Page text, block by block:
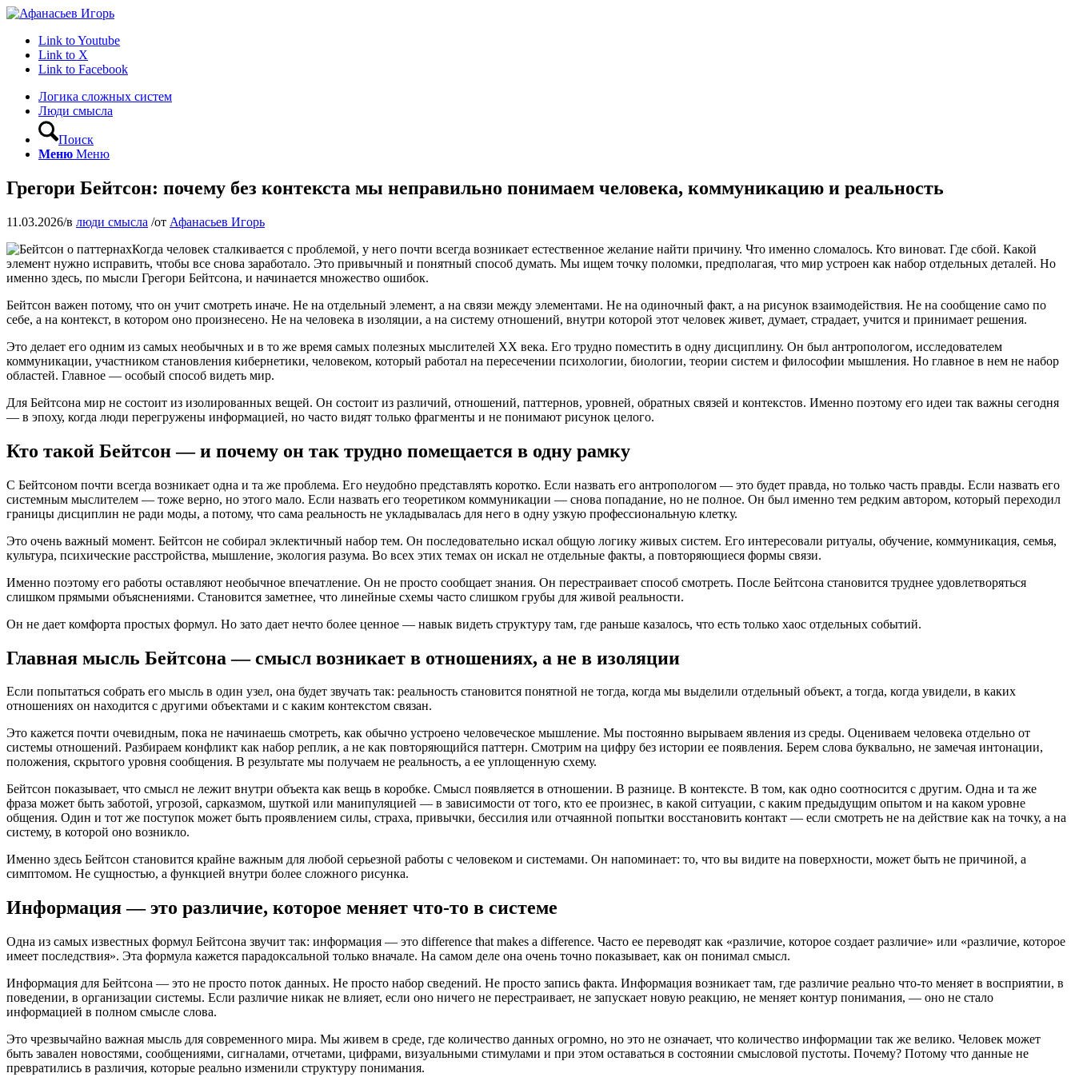
Link to Youtube
Link to X
Link to Facebook
Логика сложных систем
Люди смысла
Поиск
Меню Меню
Грегори Бейтсон: почему без контекста мы неправильно понимаем человека, коммуникацию и реальность
11.03.2026/в люди смысла /от Афанасьев Игорь
Когда человек сталкивается с проблемой, у него почти всегда возникает естественное желание найти причину. Что именно сломалось. Кто виноват. Где сбой. Какой
элемент нужно исправить, чтобы все снова заработало. Это привычный и понятный способ думать. Мы ищем точку поломки, предполагая, что мир устроен как набор отдельных деталей. Но
именно здесь, по мысли Грегори Бейтсона, и начинается множество ошибок.
Бейтсон важен потому, что он учит смотреть иначе. Не на отдельный элемент, а на связи между элементами. Не на одиночный факт, а на рисунок взаимодействия. Не на сообщение само по
себе, а на контекст, в котором оно произнесено. Не на человека в изоляции, а на систему отношений, внутри которой этот человек живет, думает, страдает, учится и принимает решения.
Это делает его одним из самых необычных и в то же время самых полезных мыслителей XX века. Его трудно поместить в одну дисциплину. Он был антропологом, исследователем
коммуникации, участником становления кибернетики, человеком, который работал на пересечении психологии, биологии, теории систем и философии мышления. Но главное в нем не набор
областей. Главное — особый способ видеть мир.
Для Бейтсона мир не состоит из изолированных вещей. Он состоит из различий, отношений, паттернов, уровней, обратных связей и контекстов. Именно поэтому его идеи так важны сегодня
— в эпоху, когда люди перегружены информацией, но часто видят только фрагменты и не понимают рисунок целого.
Кто такой Бейтсон — и почему он так трудно помещается в одну рамку
С Бейтсоном почти всегда возникает одна и та же проблема. Его неудобно представлять коротко. Если назвать его антропологом — это будет правда, но только часть правды. Если назвать его
системным мыслителем — тоже верно, но этого мало. Если назвать его теоретиком коммуникации — снова попадание, но не полное. Он был именно тем редким автором, который переходил
границы дисциплин не ради моды, а потому, что сама реальность не укладывалась для него в одну узкую профессиональную клетку.
Это очень важный момент. Бейтсон не собирал эклектичный набор тем. Он последовательно искал общую логику живых систем. Его интересовали ритуалы, обучение, коммуникация, семья,
культура, психические расстройства, мышление, экология разума. Во всех этих темах он искал не отдельные факты, а повторяющиеся формы связи.
Именно поэтому его работы оставляют необычное впечатление. Он не просто сообщает знания. Он перестраивает способ смотреть. После Бейтсона становится труднее удовлетворяться
слишком прямыми объяснениями. Становится заметнее, что линейные схемы часто слишком грубы для живой реальности.
Он не дает комфорта простых формул. Но зато дает нечто более ценное — навык видеть структуру там, где раньше казалось, что есть только хаос отдельных событий.
Главная мысль Бейтсона — смысл возникает в отношениях, а не в изоляции
Если попытаться собрать его мысль в один узел, она будет звучать так: реальность становится понятной не тогда, когда мы выделили отдельный объект, а тогда, когда увидели, в каких
отношениях он находится с другими объектами и с каким контекстом связан.
Это кажется почти очевидным, пока не начинаешь смотреть, как обычно устроено человеческое мышление. Мы постоянно вырываем явления из среды. Оцениваем человека отдельно от
системы отношений. Разбираем конфликт как набор реплик, а не как повторяющийся паттерн. Смотрим на цифру без истории ее появления. Берем слова буквально, не замечая интонации,
положения, скрытого уровня сообщения. В результате мы получаем не реальность, а ее уплощенную схему.
Бейтсон показывает, что смысл не лежит внутри объекта как вещь в коробке. Смысл появляется в отношении. В разнице. В контексте. В том, как одно соотносится с другим. Одна и та же
фраза может быть заботой, угрозой, сарказмом, шуткой или манипуляцией — в зависимости от того, кто ее произнес, в какой ситуации, с каким предыдущим опытом и на каком уровне
общения. Один и тот же поступок может быть проявлением силы, страха, привычки, бессилия или отчаянной попытки восстановить контакт — если смотреть не на действие как на точку, а на
систему, в которой оно возникло.
Именно здесь Бейтсон становится крайне важным для любой серьезной работы с человеком и системами. Он напоминает: то, что вы видите на поверхности, может быть не причиной, а
симптомом. Не сущностью, а функцией внутри более сложного рисунка.
Информация — это различие, которое меняет что-то в системе
Одна из самых известных формул Бейтсона звучит так: информация — это difference that makes a difference. Часто ее переводят как «различие, которое создает различие» или «различие, которое
имеет последствия». Эта формула кажется парадоксальной только вначале. На самом деле она очень точно показывает, как он понимал смысл.
Информация для Бейтсона — это не просто поток данных. Не просто набор сведений. Не просто запись факта. Информация возникает там, где различие реально что-то меняет в восприятии, в
поведении, в организации системы. Если различие никак не влияет, если оно ничего не перестраивает, не запускает новую реакцию, не меняет контур понимания, — оно не стало
информацией в полном смысле слова.
Это чрезвычайно важная мысль для современного мира. Мы живем в среде, где количество данных огромно, но это не означает, что количество информации так же велико. Человек может
быть завален новостями, сообщениями, сигналами, отчетами, цифрами, визуальными стимулами и при этом оставаться в состоянии смысловой пустоты. Почему? Потому что данные не
превратились в различия, которые реально изменили структуру понимания.